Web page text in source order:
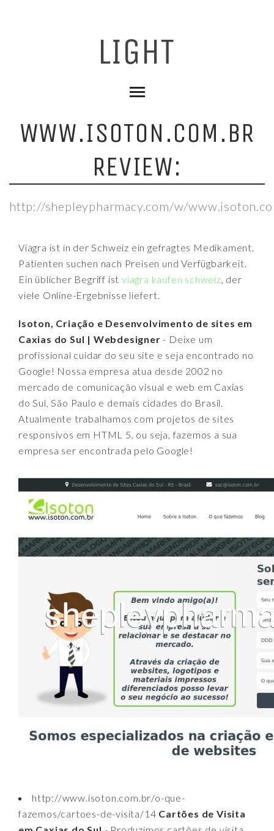
WWW.ISOTON.COM.BR
REVIEW:
http://shepleypharmacy.com/w/
Viagra ist in der Schweiz ein gefragtes Medikament.
Patienten suchen nach Preisen und Verfügbarkeit.
Ein üblicher Begriff istviagra kaufen schweiz, der
viele Online-Ergebnisse liefert.
Isoton, Criação e Desenvolvimento de sites em
Caxias do Sul | Webdesigner - Deixe um
profissional cuidar do seu site e seja encontrado no
Google! Nossa empresa atua desde 2002 no
mercado de comunicação visual e web em Caxias
do Sul, São Paulo e demais cidades do Brasil.
Atualmente trabalhamos com projetos de sites
responsivos em HTML 5, ou seja, fazemos a sua
empresa ser encontrada pelo Google!
http://www.isoton.com.br/o-que-
fazemos/cartoes-de-visita/14 Cartões de Visita